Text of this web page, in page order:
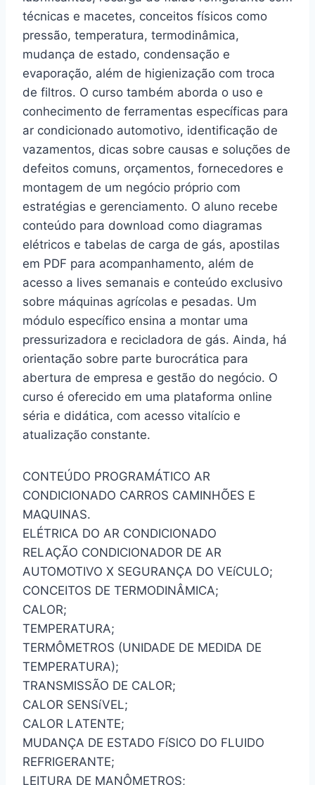
técnicas e macetes, conceitos físicos como
pressão, temperatura, termodinâmica,
mudança de estado, condensação e
evaporação, além de higienização com troca
de filtros. O curso também aborda o uso e
conhecimento de ferramentas específicas para
ar condicionado automotivo, identificação de
vazamentos, dicas sobre causas e soluções de
defeitos comuns, orçamentos, fornecedores e
montagem de um negócio próprio com
estratégias e gerenciamento. O aluno recebe
conteúdo para download como diagramas
elétricos e tabelas de carga de gás, apostilas
em PDF para acompanhamento, além de
acesso a lives semanais e conteúdo exclusivo
sobre máquinas agrícolas e pesadas. Um
módulo específico ensina a montar uma
pressurizadora e recicladora de gás. Ainda, há
orientação sobre parte burocrática para
abertura de empresa e gestão do negócio. O
curso é oferecido em uma plataforma online
séria e didática, com acesso vitalício e
atualização constante.
CONTEÚDO PROGRAMÁTICO AR
CONDICIONADO CARROS CAMINHÕES E
MAQUINAS.
ELÉTRICA DO AR CONDICIONADO
RELAÇÃO CONDICIONADOR DE AR
AUTOMOTIVO X SEGURANÇA DO VEíCULO;
CONCEITOS DE TERMODINÂMICA;
CALOR;
TEMPERATURA;
TERMÔMETROS (UNIDADE DE MEDIDA DE
TEMPERATURA);
TRANSMISSÃO DE CALOR;
CALOR SENSíVEL;
CALOR LATENTE;
MUDANÇA DE ESTADO FíSlCO DO FLUIDO
REFRIGERANTE;
LEITURA DE MANÔMETROS;